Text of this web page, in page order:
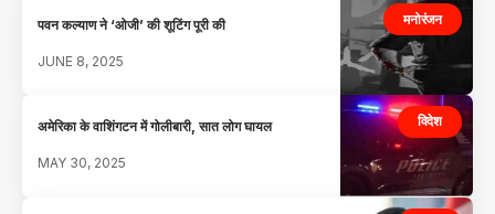
मनोरंजन
पवन कल्याण ने ‘ओजी’ की शूटिंग पूरी की
JUNE 8, 2025
विदेश
अमेरिका के वाशिंगटन में गोलीबारी, सात लोग घायल
MAY 30, 2025